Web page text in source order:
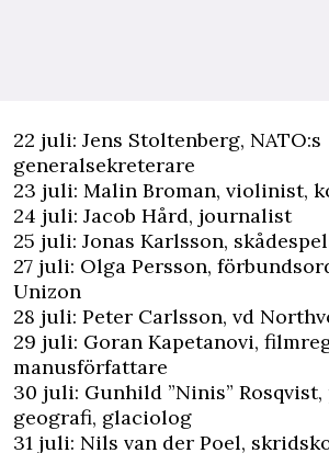
22 juli: Jens Stoltenberg, NATO:s
generalsekreterare
23 juli: Malin Broman, violinist,
24 juli: Jacob Hård, journalist
25 juli: Jonas Karlsson,
27 juli: Olga Persson,
Unizon
28 juli: Peter Carlsson, vd
29 juli: Goran Kapetanovi,
manusförfattare
30 juli: Gunhild ”Ninis”
geografi, glaciolog
31 juli: Nils van der Poel,